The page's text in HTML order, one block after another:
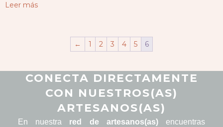
Leer más
← 1 2 3 4 5 6
CONECTA DIRECTAMENTE
CON NUESTROS(AS)
ARTESANOS(AS)
En nuestra red de artesanos(as)encuentras